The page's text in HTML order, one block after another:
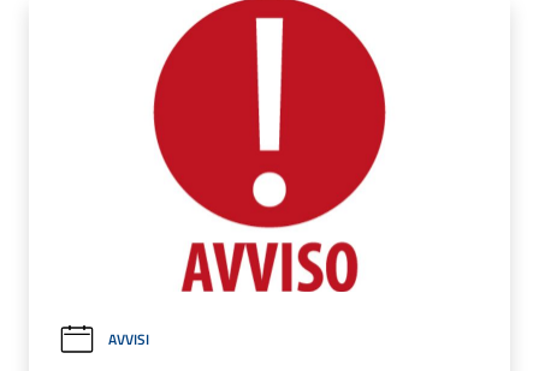
AVVISI